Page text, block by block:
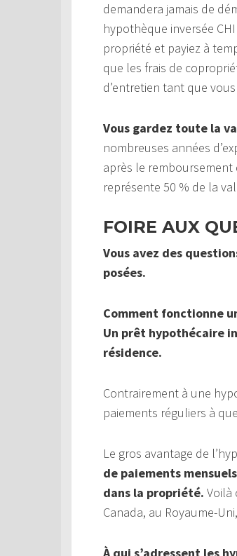
demandera jamais de
hypothèque inversée
propriété et payiez à
que les frais de
d’entretien tant que vous
Vous gardez toute la
nombreuses années
après le
représente 50 % de la
FOIRE AUX
Vous avez des
posées.
Comment fonctionne
Un prêt hypothécaire
résidence.
Contrairement à une
paiements réguliers à
Le gros avantage de
de paiements
dans la propriété. Voilà
Canada, au Royaume-